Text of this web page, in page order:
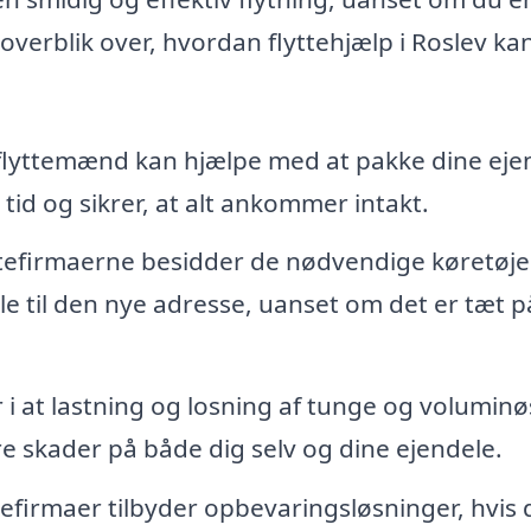
over, hvordan flyttehjælp i Roslev
kan hjælpe med at pakke dine
og sikrer, at alt ankommer intakt.
besidder de nødvendige
til den nye adresse, uanset om det er tæt
at lastning og losning af tunge og
skader på både dig selv og dine ejendele.
tilbyder opbevaringsløsninger, hvis